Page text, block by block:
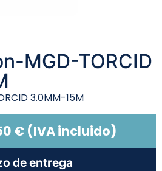
MGD-TORCID
3.0MM-15M
€ (IVA incluido)
de entrega